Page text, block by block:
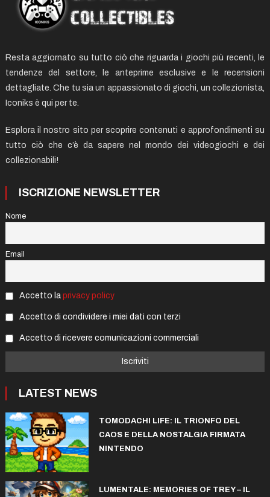
Resta aggiornato su tutto ciò che riguarda i giochi più recenti, le
tendenze del settore, le anteprime esclusive e le recensioni
dettagliate. Che tu sia un appassionato di giochi, un collezionista,
Iconiks è qui per te.
Esplora il nostro sito per scoprire contenuti e approfondimenti su
tutto ciò che c’è da sapere nel mondo dei videogiochi e dei
collezionabili!
ISCRIZIONE NEWSLETTER
Nome
Email
Accetto la privacy policy
Accetto di condividere i miei dati con terzi
Accetto di ricevere comunicazioni commerciali
LATEST NEWS
TOMODACHI LIFE: IL TRIONFO DEL
CAOS E DELLA NOSTALGIA FIRMATA
NINTENDO
LUMENTALE: MEMORIES OF TREY – IL